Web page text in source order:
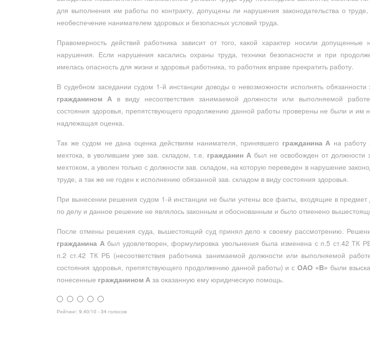
для выполнения им работы по контракту, допущены ли нарушения законодательства о труде,
необеспечение нанимателем здоровых и безопасных условий труда.
Правомерность действий работника зависит от того, какой характер носили допущенные
нарушения. Если нарушения касались охраны труда, техники безопасности и при
имелась опасность для жизни и здоровья работника, то работник вправе прекратить работу.
В судебном заседании судом 1-й инстанции доводы о невозможности исполнять обязанности
гражданином А в виду несоответствия занимаемой должности или выполняемой работе
состояния здоровья, препятствующего продолжению данной работы проверены не были и им
надлежащая оценка.
Так же судом не дана оценка действиям нанимателя, принявшего гражданина А на
мехтока, в уволившим уже зав. складом, т.е. гражданин А был не освобожден от должности
мехтоком, а уволен только с должности зав. складом, на которую переведен в нарушение
труде, а так же не годен к исполнению обязанной зав. складом в виду состояния здоровья.
При вынесении решения судом 1-й инстанции не были учтены все факты, входящие в предмет
по делу и данное решение не являлось законным и обоснованным и было отменено
После отмены решения суда, вышестоящий суд принял дело к своему рассмотрению.
гражданина Абыл удовлетворен, формулировка увольнения была изменена с п.5 ст.42 ТК
п.2 ст.42 ТК РБ (несоответствия работника занимаемой должности или выполняемой
состояния здоровья, препятствующего продолжению данной работы) и сОАО «В» были
понесенные гражданином А за оказанную ему юридическую помощь.
Рейтинг: 9.40/10 - 34 голосов